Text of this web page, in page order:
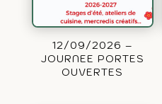
12/09/2026 –
JOURNEE PORTES
OUVERTES